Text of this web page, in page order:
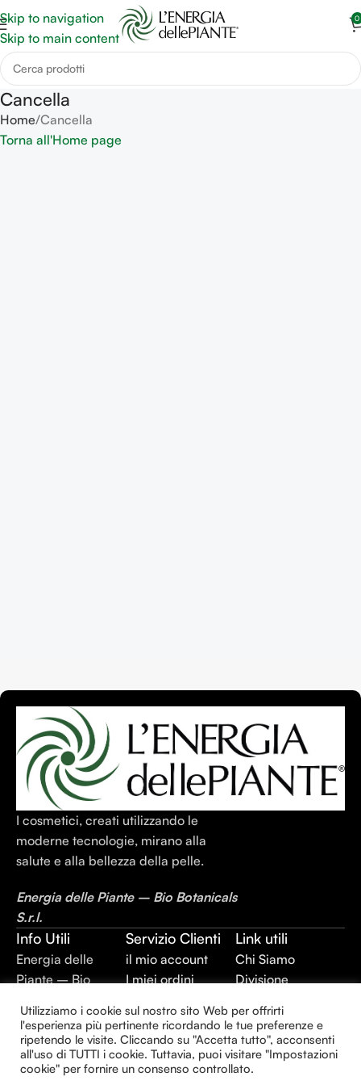
Skip to navigation
Skip to main content
0
Cancella
Home Cancella
Torna all'Home page
I cosmetici, creati utilizzando le
moderne tecnologie, mirano alla
salute e alla bellezza della pelle.
Energia delle Piante – Bio Botanicals
S.r.l.
Info Utili
Energia delle
Piante – Bio
P.IVA:
02403420744
REA: BR –
Servizio Clienti
il mio account
I miei ordini
Termini e
Condizioni
Privacy Policy
Link utili
Chi Siamo
Divisione
Alimentari
Divisione Plant
Extraction
Utilizziamo i cookie sul nostro sito Web per offrirti
l'esperienza più pertinente ricordando le tue preferenze e
ripetendo le visite. Cliccando su "Accetta tutto", acconsenti
all'uso di TUTTI i cookie. Tuttavia, puoi visitare "Impostazioni
cookie" per fornire un consenso controllato.